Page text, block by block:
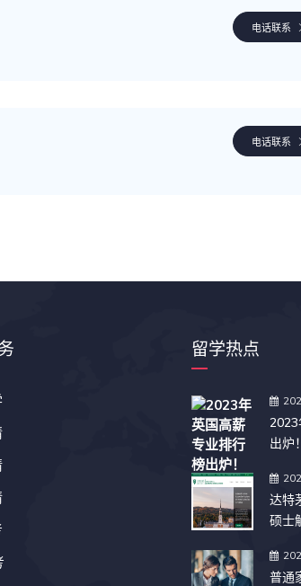
电话联系
电话联系
留学热点
出炉！
达特
硕士
普通